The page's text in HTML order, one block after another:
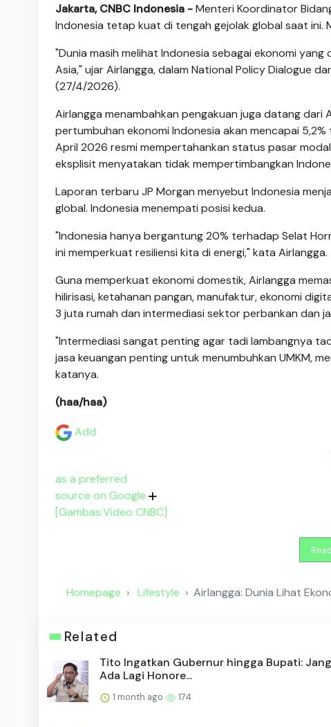
Jakarta, CNBC Indonesia -Menteri Koordinator
Indonesia tetap kuat di tengah gejolak global saat ini.
"Dunia masih melihat Indonesia sebagai ekonomi
Asia," ujar Airlangga, dalam National Policy Dialogue
(27/4/2026).
Airlangga menambahkan pengakuan juga datang dari
pertumbuhan ekonomi Indonesia akan mencapai 5,2%
April 2026 resmi mempertahankan status pasar
eksplisit menyatakan tidak mempertimbangkan
Laporan terbaru JP Morgan menyebut Indonesia
global. Indonesia menempati posisi kedua.
"Indonesia hanya bergantung 20% terhadap Selat
ini memperkuat resiliensi kita di energi," kata Airlangga.
Guna memperkuat ekonomi domestik, Airlangga
hilirisasi, ketahanan pangan, manufaktur, ekonomi
3 juta rumah dan intermediasi sektor perbankan dan
"Intermediasi sangat penting agar tadi lambangnya
jasa keuangan penting untuk menumbuhkan UMKM,
katanya.
(haa/haa)
Add
as a preferred
source on Google
[Gambas:Video CNBC]
Homepage Lifestyle Airlangga: Dunia Lihat
Related
Tito Ingatkan Gubernur hingga Bupati:
Ada Lagi Honore...
1 month ago 174